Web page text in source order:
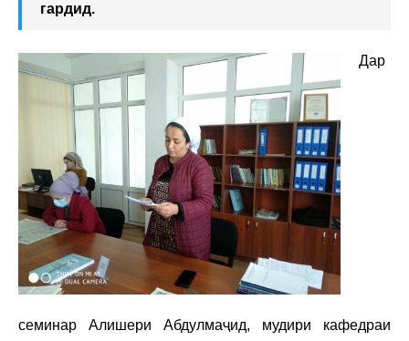
гардид.
Дар
семинар Алишери Абдулмаҷид, мудири кафедраи